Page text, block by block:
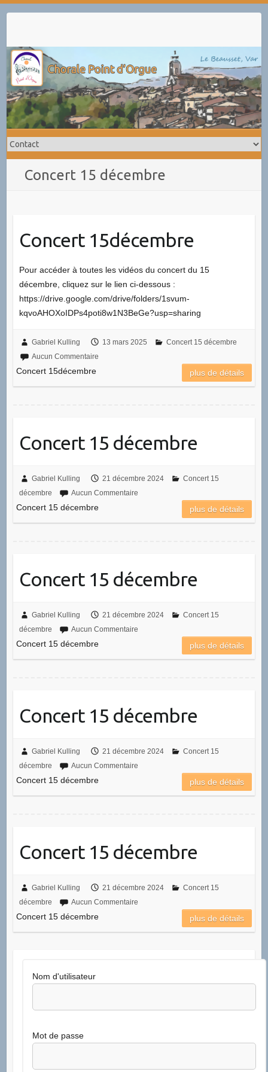
Concert 15 décembre
Concert 15décembre
Pour accéder à toutes les vidéos du concert du 15
décembre, cliquez sur le lien ci-dessous :
https://drive.google.com/drive/folders/1svum-
kqvoAHOXoIDPs4poti8w1N3BeGe?usp=sharing
Gabriel Kulling 13 mars 2025
Concert 15 décembre
Aucun Commentaire
Concert 15décembre plus de détails
Concert 15 décembre
Gabriel Kulling 21 décembre 2024
Concert 15
décembre
Aucun Commentaire
Concert 15 décembre plus de détails
Concert 15 décembre
Gabriel Kulling 21 décembre 2024
Concert 15
décembre
Aucun Commentaire
Concert 15 décembre plus de détails
Concert 15 décembre
Gabriel Kulling 21 décembre 2024
Concert 15
décembre
Aucun Commentaire
Concert 15 décembre plus de détails
Concert 15 décembre
Gabriel Kulling 21 décembre 2024
Concert 15
décembre
Aucun Commentaire
Concert 15 décembre plus de détails
Nom d'utilisateur
Mot de passe